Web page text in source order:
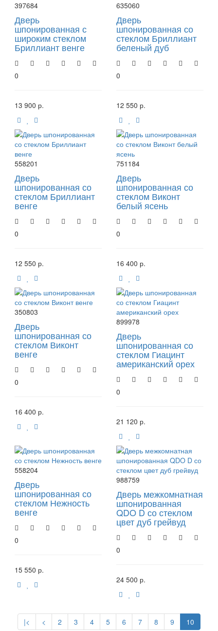
397684
Дверь
шпонированная с
широким стеклом
Бриллиант венге
0
13 900 р.
635060
Дверь
шпонированная со
стеклом Бриллиант
беленый дуб
0
12 550 р.
558201
Дверь
шпонированная со
стеклом Бриллиант
венге
0
12 550 р.
751184
Дверь
шпонированная со
стеклом Виконт
белый ясень
0
16 400 р.
350803
Дверь
шпонированная со
стеклом Виконт
венге
0
16 400 р.
899978
Дверь
шпонированная со
стеклом Гиацинт
американский орех
0
21 120 р.
558204
Дверь
шпонированная со
стеклом Нежность
венге
0
15 550 р.
988759
Дверь межкомнатная
шпонированная
QDO D со стеклом
цвет дуб грейвуд
0
24 500 р.
|< < 2 3 4 5 6 7 8 9 10